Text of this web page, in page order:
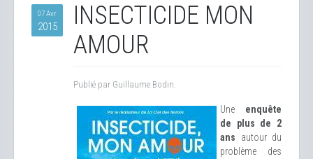
07 Avr
2015
INSECTICIDE MON
AMOUR
Publié par Guillaume Bodin.
Une enquête
de plus de 2
ans autour du
problème des